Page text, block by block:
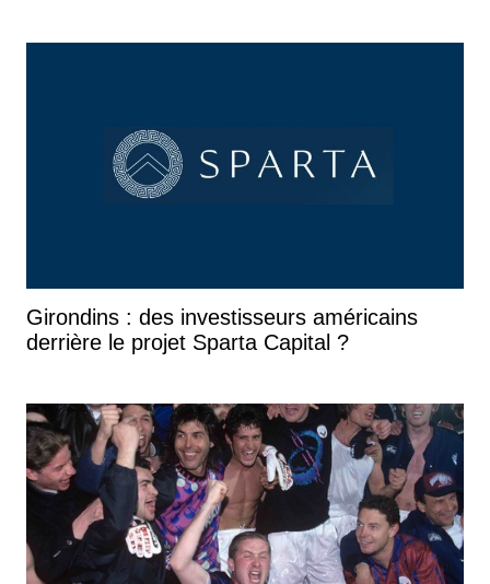
Girondins : des investisseurs américains
derrière le projet Sparta Capital ?